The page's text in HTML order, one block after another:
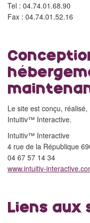
Tel : 04.74.01.68.90
Fax : 04.74.01.52.16
Le site est conçu,
Intuitiv™ Interactive.
Intuitiv™ Interactive
4 rue de la République
04 67 57 14 34
www.intuitiv-
Liens